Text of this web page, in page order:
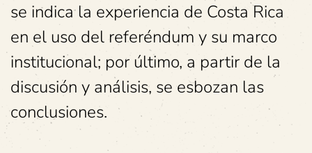
se indica la experiencia de Costa Rica
en el uso del referéndum y su marco
institucional; por último, a partir de la
discusión y análisis, se esbozan las
conclusiones.